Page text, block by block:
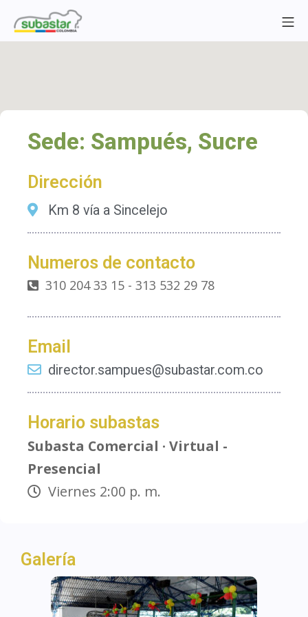
Sede: Sampués, Sucre
Dirección
Km 8 vía a Sincelejo
Numeros de contacto
310 204 33 15 - 313 532 29 78
Email
director.sampues@subastar.com.co
Horario subastas
Subasta Comercial · Virtual -
Presencial
Viernes 2:00 p. m.
Galería